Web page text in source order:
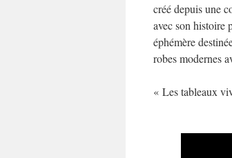
créé depuis une
avec son histoire
éphémère
robes modernes
« Les tableaux